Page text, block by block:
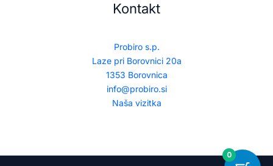
Kontakt
Probiro s.p.
Laze pri Borovnici 20a
1353 Borovnica
info@probiro.si
Naša vizitka
0